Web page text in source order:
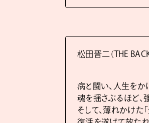
松田晋二（THE
病と闘い、人生を
魂を揺さぶるほど、
そして、薄れかけた